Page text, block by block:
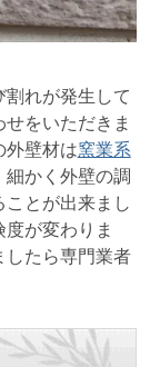
れが発生して
をいただきま
外壁材は窯業系
かく外壁の調
とが出来まし
が変わりま
したら専門業者